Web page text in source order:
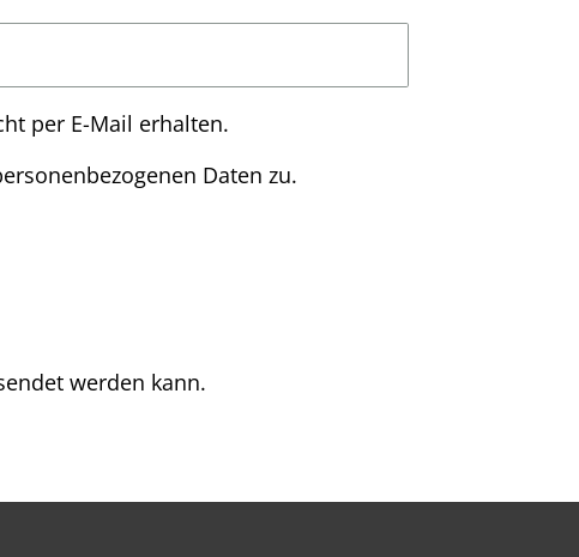
per E-Mail erhalten.
Daten zu.
werden kann.